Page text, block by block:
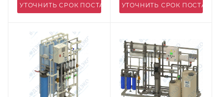
УТОЧНИТЬ СРОК ПОСТАВКИ УТОЧНИТЬ СРОК